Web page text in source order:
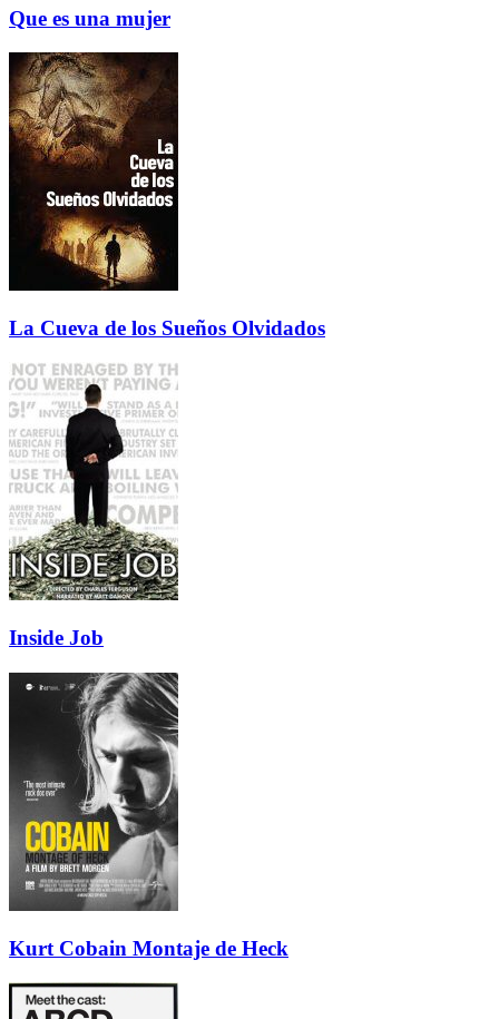
Que es una mujer
La Cueva de los Sueños Olvidados
Inside Job
Kurt Cobain Montaje de Heck